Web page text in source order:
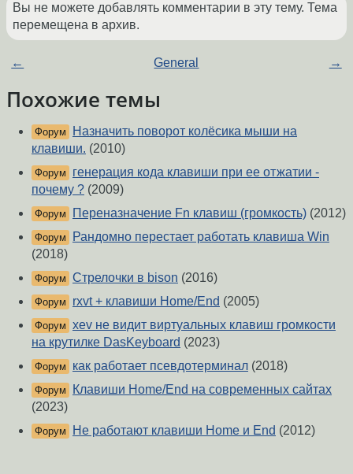
Вы не можете добавлять комментарии в эту тему. Тема
перемещена в архив.
← General →
Похожие темы
Форум
Назначить поворот колёсика мыши на
клавиши. (2010)
Форум
генерация кода клавиши при ее отжатии -
почему ? (2009)
Форум Переназначение Fn клавиш (громкость) (2012)
Форум
Рандомно перестает работать клавиша Win
(2018)
Форум Стрелочки в bison (2016)
Форум rxvt + клавиши Home/End (2005)
Форум xev не видит виртуальных клавиш громкости
на крутилке DasKeyboard (2023)
Форум как работает псевдотерминал (2018)
Форум
Клавиши Home/End на современных сайтах
(2023)
Форум Не работают клавиши Home и End (2012)